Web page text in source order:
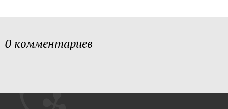
0 комментариев